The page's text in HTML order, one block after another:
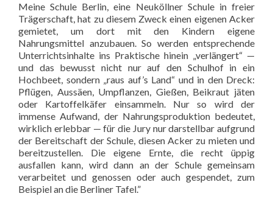
Meine Schule Berlin, eine Neuköllner Schule in freier
Trägerschaft, hat zu diesem Zweck einen eigenen Acker
gemietet, um dort mit den Kindern eigene
Nahrungsmittel anzubauen. So werden entsprechende
Unterrichtsinhalte ins Praktische hinein „verlängert“ —
und das bewusst nicht nur auf den Schulhof in ein
Hochbeet, sondern „raus auf’s Land“ und in den Dreck:
Pflügen, Aussäen, Umpflanzen, Gießen, Beikraut jäten
oder Kartoffelkäfer einsammeln. Nur so wird der
immense Aufwand, der Nahrungsproduktion bedeutet,
wirklich erlebbar — für die Jury nur darstellbar aufgrund
der Bereitschaft der Schule, diesen Acker zu mieten und
bereitzustellen. Die eigene Ernte, die recht üppig
ausfallen kann, wird dann an der Schule gemeinsam
verarbeitet und genossen oder auch gespendet, zum
Beispiel an die Berliner Tafel.”